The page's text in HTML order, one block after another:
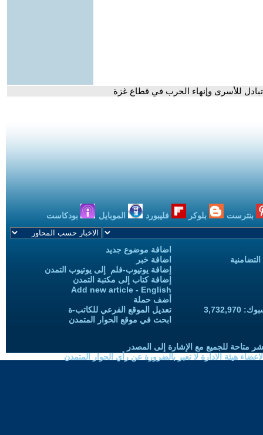
للأسرى وإنهاء الحرب في قطاع غزة
بنترست بلوكر فليبورد الموبايل بودكاست
اضافة موضوع جديد
اضافة خبر
إضافة يوتيوب-فلم إلى يوتيوب التمدن
إضافة كتاب إلى مكتبة التمدن
Add new article - English
أضف حملة
تعديل الموقع الفرعي للكاتب-ة
ابحث في موقع الحوار المتمدن
متاحة للجميع مع الإشارة إلى المصدر
هيئة الادارة لا تعبر بالضرورة عن رأي الحوار المتمدن